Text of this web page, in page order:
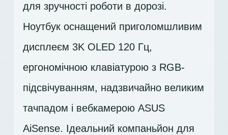
для зручності роботи в дорозі.
Ноутбук оснащений приголомшливим
дисплеєм 3K OLED 120 Гц,
ергономічною клавіатурою з RGB-
підсвічуванням, надзвичайно великим
тачпадом і вебкамерою ASUS
AiSense. Ідеальний компаньйон для